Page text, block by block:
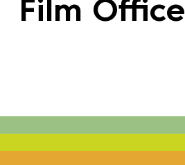
Film Office